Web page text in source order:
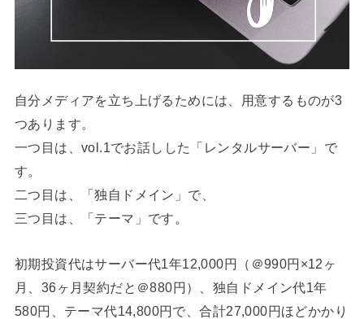
自分メディアを立ち上げるためには、用意するものが3
つあります。
一つ目は、vol.1でお話しした「レンタルサーバー」で
す。
二つ目は、「独自ドメイン」で、
三つ目は、「テーマ」です。
初期投資代はサーバー代1年12,000円（＠990円×12ヶ
月、36ヶ月契約だと＠880円）、独自ドメイン代1年
580円、テーマ代14,800円で、合計27,000円ほどかかり